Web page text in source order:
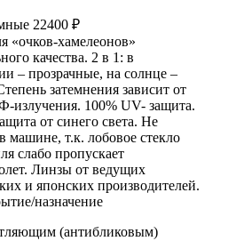
22400 ₽
«очков-хамелеонов»
качества. 2 в 1: в
– прозрачные, на солнце –
затемнения зависит от
излучения. 100% UV- защита.
от синего света. Не
машине, т.к. лобовое стекло
слабо пропускает
Линзы от ведущих
и японских производителей.
назначение
(антибликовым)